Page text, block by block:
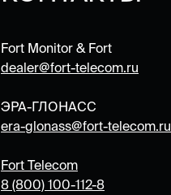
Fort Monitor & Fort
dealer@fort-telecom.ru
ЭРА-ГЛОНАСС
era-glonass@fort-telecom.ru
Fort Telecom
8 (800) 100-112-8